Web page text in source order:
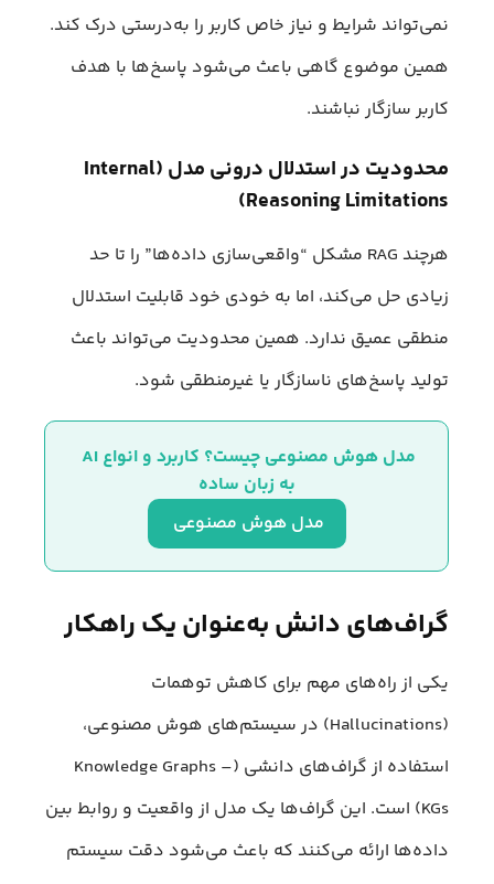
نمی‌تواند شرایط و نیاز خاص کاربر را به‌درستی درک کند.
همین موضوع گاهی باعث می‌شود پاسخ‌ها با هدف
کاربر سازگار نباشند.
محدودیت در استدلال درونی مدل (Internal
Reasoning Limitations)
هرچند RAG مشکل “واقعی‌سازی داده‌ها” را تا حد
زیادی حل می‌کند، اما به خودی خود قابلیت استدلال
منطقی عمیق ندارد. همین محدودیت می‌تواند باعث
تولید پاسخ‌های ناسازگار یا غیرمنطقی شود.
به زبان ساده
مدل هوش مصنوعی
گراف‌های دانش به‌عنوان یک راهکار
یکی از راه‌های مهم برای کاهش توهمات
(Hallucinations) در سیستم‌های هوش مصنوعی،
استفاده از گراف‌های دانشی (Knowledge Graphs –
KGs) است. این گراف‌ها یک مدل از واقعیت و روابط بین
داده‌ها ارائه می‌کنند که باعث می‌شود دقت سیستم